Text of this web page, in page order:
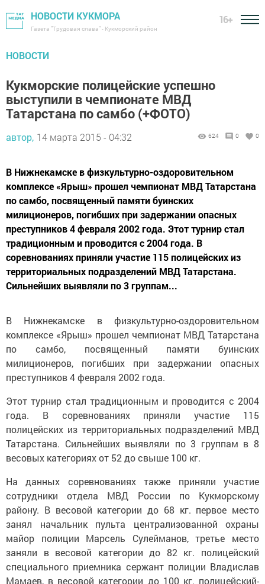
НОВОСТИ КУКМОРА
Газета "Трудовая слава" - Кукморский район
16+
НОВОСТИ
Кукморские полицейские успешно
выступили в чемпионате МВД
Татарстана по самбо (+ФОТО)
автор, 14 марта 2015 - 04:32 624 0 0
В Нижнекамске в физкультурно-оздоровительном
комплексе «Ярыш» прошел чемпионат МВД Татарстана
по самбо, посвященный памяти буинских
милиционеров, погибших при задержании опасных
преступников 4 февраля 2002 года. Этот турнир стал
традиционным и проводится с 2004 года. В
соревнованиях приняли участие 115 полицейских из
территориальных подразделений МВД Татарстана.
Сильнейших выявляли по 3 группам...
В Нижнекамске в физкультурно-оздоровительном
комплексе «Ярыш» прошел чемпионат МВД Татарстана
по самбо, посвященный памяти буинских
милиционеров, погибших при задержании опасных
преступников 4 февраля 2002 года.
Этот турнир стал традиционным и проводится с 2004
года. В соревнованиях приняли участие 115
полицейских из территориальных подразделений МВД
Татарстана. Сильнейших выявляли по 3 группам в 8
весовых категориях от 52 до свыше 100 кг.
На данных соревнованиях также приняли участие
сотрудники отдела МВД России по Кукморскому
району. В весовой категории до 68 кг. первое место
занял начальник пульта централизованной охраны
майор полиции Марсель Сулейманов, третье место
заняли в весовой категории до 82 кг. полицейский
специального приемника сержант полиции Владислав
Мамаев, в весовой категории до 100 кг. полицейский-